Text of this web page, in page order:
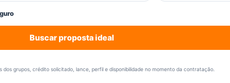
Buscar proposta ideal
grupos, crédito solicitado, lance, perfil e disponibilidade no momento da contratação.